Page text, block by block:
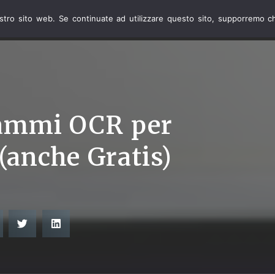
INTERNET
OCR per
Gratis)
sito web. Se continuate ad utilizzare questo sito, supporremo